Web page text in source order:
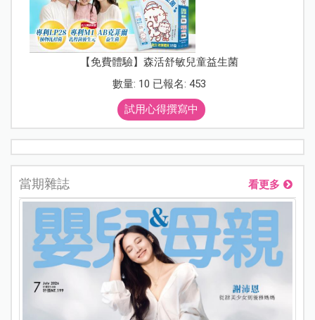
【免費體驗】森活舒敏兒童益生菌
數量: 10 已報名: 453
試用心得撰寫中
當期雜誌 看更多